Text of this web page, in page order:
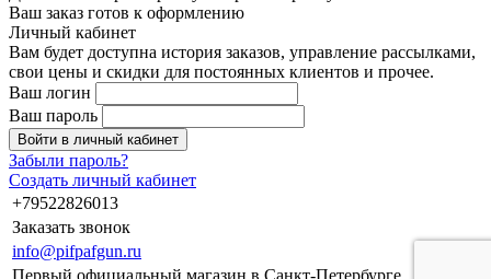
Ваш заказ готов к оформлению
Личный кабинет
Вам будет доступна история заказов, управление рассылками,
свои цены и скидки для постоянных клиентов и прочее.
Ваш логин
Ваш пароль
Войти в личный кабинет
Забыли пароль?
Создать личный кабинет
+79522826013
Заказать звонок
info@pifpafgun.ru
Первый официальный магазин в Санкт-Петербурге